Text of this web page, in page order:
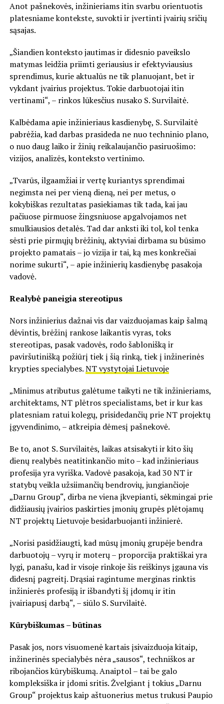
Anot pašnekovės, inžinieriams itin svarbu orientuotis
platesniame kontekste, suvokti ir įvertinti įvairių sričių
sąsajas.
„Šiandien konteksto jautimas ir didesnio paveikslo
matymas leidžia priimti geriausius ir efektyviausius
sprendimus, kurie aktualūs ne tik planuojant, bet ir
vykdant įvairius projektus. Tokie darbuotojai itin
vertinami“, – rinkos lūkesčius nusako S. Survilaitė.
Kalbėdama apie inžinieriaus kasdienybę, S. Survilaitė
pabrėžia, kad darbas prasideda ne nuo techninio plano,
o nuo daug laiko ir žinių reikalaujančio pasiruošimo:
vizijos, analizės, konteksto vertinimo.
„Tvarūs, ilgaamžiai ir vertę kuriantys sprendimai
negimsta nei per vieną dieną, nei per metus, o
kokybiškas rezultatas pasiekiamas tik tada, kai jau
pačiuose pirmuose žingsniuose apgalvojamos net
smulkiausios detalės. Tad dar anksti iki tol, kol tenka
sėsti prie pirmųjų brėžinių, aktyviai dirbama su būsimo
projekto pamatais – jo vizija ir tai, ką mes konkrečiai
norime sukurti“, – apie inžinierių kasdienybę pasakoja
vadovė.
Realybė paneigia stereotipus
Nors inžinierius dažnai vis dar vaizduojamas kaip šalmą
dėvintis, brėžinį rankose laikantis vyras, toks
stereotipas, pasak vadovės, rodo šablonišką ir
paviršutinišką požiūrį tiek į šią rinką, tiek į inžinerinės
krypties specialybes.NT vystytojai Lietuvoje
„Minimus atributus galėtume taikyti ne tik inžinieriams,
architektams, NT plėtros specialistams, bet ir kur kas
platesniam ratui kolegų, prisidedančių prie NT projektų
įgyvendinimo, – atkreipia dėmesį pašnekovė.
Be to, anot S. Survilaitės, laikas atsisakyti ir kito šių
dienų realybės neatitinkančio mito – kad inžinieriaus
profesija yra vyriška. Vadovė pasakoja, kad 30 NT ir
statybų veikla užsiimančių bendrovių, jungiančioje
„Darnu Group“, dirba ne viena įkvepianti, sėkmingai prie
didžiausių įvairios paskirties įmonių grupės plėtojamų
NT projektų Lietuvoje besidarbuojanti inžinierė.
„Norisi pasidžiaugti, kad mūsų įmonių grupėje bendra
darbuotojų – vyrų ir moterų – proporcija praktiškai yra
lygi, panašu, kad ir visoje rinkoje šis reiškinys įgauna vis
didesnį pagreitį. Drąsiai ragintume merginas rinktis
inžinierės profesiją ir išbandyti šį įdomų ir itin
įvairiapusį darbą“, – siūlo S. Survilaitė.
Kūrybiškumas – būtinas
Pasak jos, nors visuomenė kartais įsivaizduoja kitaip,
inžinerinės specialybės nėra „sausos“, techniškos ar
ribojančios kūrybiškumą. Anaiptol – tai be galo
kompleksiška ir įdomi sritis. Žvelgiant į tokius „Darnu
Group“ projektus kaip aštuonerius metus trukusi Paupio